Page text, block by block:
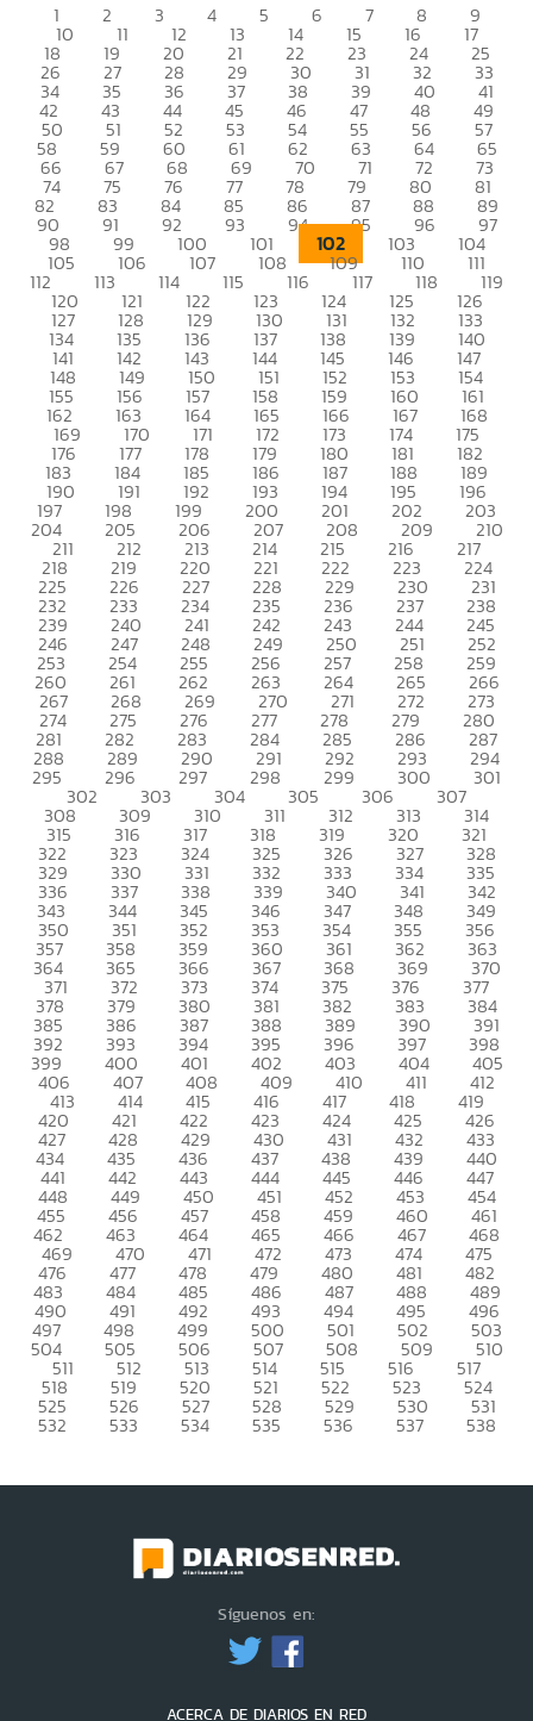
1 2 3 4 5 6 7 8 9
10 11 12 13 14 15 16 17
18 19 20 21 22 23 24 25
26 27 28 29 30 31 32 33
34 35 36 37 38 39 40 41
42 43 44 45 46 47 48 49
50 51 52 53 54 55 56 57
58 59 60 61 62 63 64 65
66 67 68 69 70 71 72 73
74 75 76 77 78 79 80 81
82 83 84 85 86 87 88 89
90 91 92 93 94 95 96 97
98 99 100 101 102 103 104
105 106 107 108 109 110 111
112 113 114 115 116 117 118 119
120 121 122 123 124 125 126
127 128 129 130 131 132 133
134 135 136 137 138 139 140
141 142 143 144 145 146 147
148 149 150 151 152 153 154
155 156 157 158 159 160 161
162 163 164 165 166 167 168
169 170 171 172 173 174 175
176 177 178 179 180 181 182
183 184 185 186 187 188 189
190 191 192 193 194 195 196
197 198 199 200 201 202 203
204 205 206 207 208 209 210
211 212 213 214 215 216 217
218 219 220 221 222 223 224
225 226 227 228 229 230 231
232 233 234 235 236 237 238
239 240 241 242 243 244 245
246 247 248 249 250 251 252
253 254 255 256 257 258 259
260 261 262 263 264 265 266
267 268 269 270 271 272 273
274 275 276 277 278 279 280
281 282 283 284 285 286 287
288 289 290 291 292 293 294
295 296 297 298 299 300 301
302 303 304 305 306 307
308 309 310 311 312 313 314
315 316 317 318 319 320 321
322 323 324 325 326 327 328
329 330 331 332 333 334 335
336 337 338 339 340 341 342
343 344 345 346 347 348 349
350 351 352 353 354 355 356
357 358 359 360 361 362 363
364 365 366 367 368 369 370
371 372 373 374 375 376 377
378 379 380 381 382 383 384
385 386 387 388 389 390 391
392 393 394 395 396 397 398
399 400 401 402 403 404 405
406 407 408 409 410 411 412
413 414 415 416 417 418 419
420 421 422 423 424 425 426
427 428 429 430 431 432 433
434 435 436 437 438 439 440
441 442 443 444 445 446 447
448 449 450 451 452 453 454
455 456 457 458 459 460 461
462 463 464 465 466 467 468
469 470 471 472 473 474 475
476 477 478 479 480 481 482
483 484 485 486 487 488 489
490 491 492 493 494 495 496
497 498 499 500 501 502 503
504 505 506 507 508 509 510
511 512 513 514 515 516 517
518 519 520 521 522 523 524
525 526 527 528 529 530 531
532 533 534 535 536 537 538
Síguenos en:
ACERCA DE DIARIOS EN RED